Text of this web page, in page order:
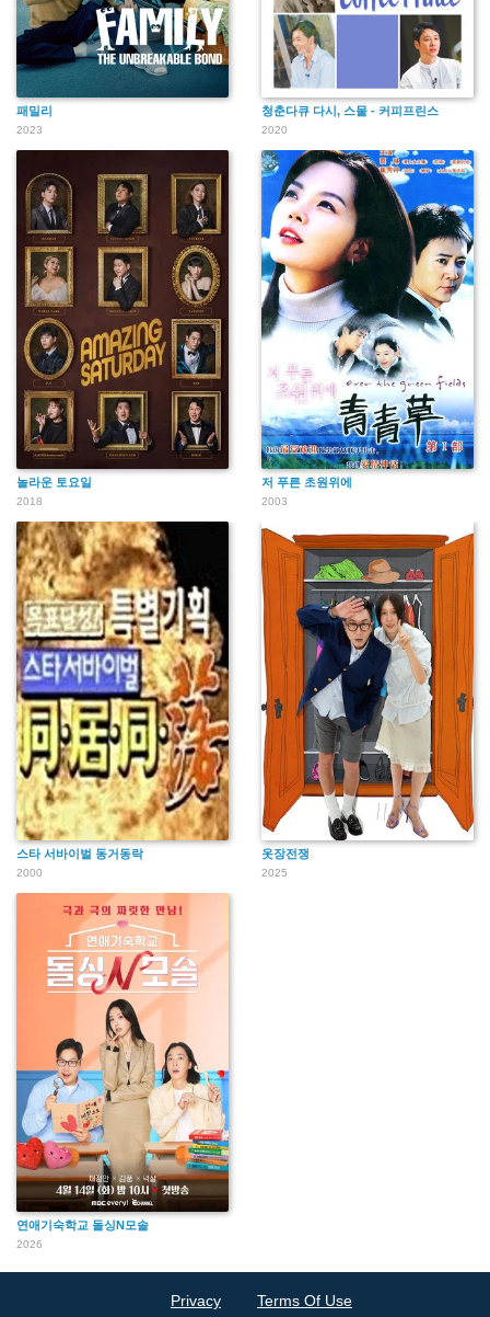
패밀리
2023
청춘다큐 다시, 스물 - 커피프린스
2020
놀라운 토요일
2018
저 푸른 초원위에
2003
스타 서바이벌 동거동락
2000
옷장전쟁
2025
연애기숙학교 돌싱N모솔
2026
Privacy Terms Of Use